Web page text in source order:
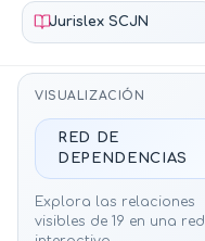
Jurislex SCJN
VISUALIZACIÓN
RED DE
DEPENDENCIAS
Explora las relaciones
visibles de 19 en una red